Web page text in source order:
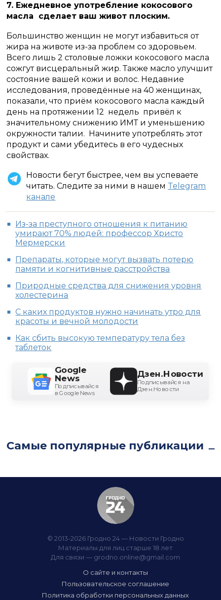
7. Ежедневное употребление кокосового
масла сделает ваш живот плоским.
Большинство женщин не могут избавиться от
жира на животе из-за проблем со здоровьем.
Всего лишь 2 столовые ложки кокосового масла
сожгут висцеральный жир. Также масло улучшит
состояние вашей кожи и волос. Недавние
исследования, проведённые на 40 женщинах,
показали, что приём кокосового масла каждый
день на протяжении 12 недель привёл к
значительному снижению ИМТ и уменьшению
окружности талии. Начините употреблять этот
продукт и сами убедитесь в его чудесных
свойствах.
Новости бегут быстрее, чем вы успеваете
читать. Следите за ними в нашем Telegram
канале
Из-за преступного отношения к питанию
умирают 70% людей: профессор Христо
Мермерски
Препараты, которые могут вызвать потерю
памяти и когнитивные расстройства
Природные средства для снижения уровня
холестерина
С каких продуктов нужно начинать утро для
красоты и вечной молодости
Как сбить высокую температуру тела без
таблеток
Google
News
Подписывайся
в Google News
Дзен.Новости
Подписывайся на
Дзен.Новости
Самые популярные публикации
© 2013-2026 Гродно 24 — Новости Гродно
Материалы для лиц старше 18 лет
Для связи — grodno.online@gmail.com
О сайте и контакты
Пользовательское соглашение
Политика обработки персональных данных